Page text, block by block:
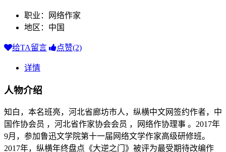
职业：网络作家
地区：中国
给TA留言 点赞(2)
详情
人物介绍
知白，本名班亮，河北省廊坊市人，纵横中文网签约作者，中
国作协会员 ，河北省作家协会会员 ，网络作协理事 。2017年
9月，参加鲁迅文学院第十一届网络文学作家高级研修班。
2017年，纵横年终盘点《大逆之门》被评为最受期待改编作